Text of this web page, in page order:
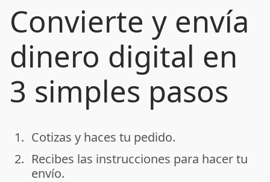
Convierte y envía
dinero digital en
3 simples pasos
done
1. Cotizas y haces tu pedido.
done
2. Recibes las instrucciones para hacer tu
envío.